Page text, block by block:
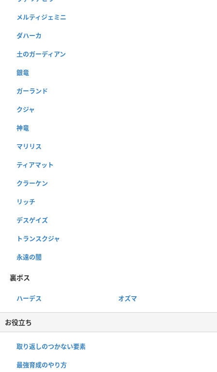
メルティジェミニ
ダハーカ
土のガーディアン
銀竜
ガーランド
クジャ
神竜
マリリス
ティアマット
クラーケン
リッチ
デスゲイズ
トランスクジャ
永遠の闇
裏ボス
ハーデス オズマ
お役立ち
取り返しのつかない要素
最強育成のやり方